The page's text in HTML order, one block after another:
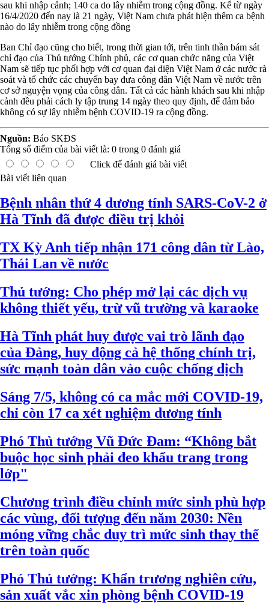
sau khi nhập cảnh; 140 ca do lây nhiễm trong cộng đồng. Kể từ ngày
16/4/2020 đến nay là 21 ngày, Việt Nam chưa phát hiện thêm ca bệnh
nào do lây nhiễm trong cộng đồng
Ban Chỉ đạo cũng cho biết, trong thời gian tới, trên tinh thần bám sát
chỉ đạo của Thủ tướng Chính phủ, các cơ quan chức năng của Việt
Nam sẽ tiếp tục phối hợp với cơ quan đại diện Việt Nam ở các nước rà
soát và tổ chức các chuyến bay đưa công dân Việt Nam về nước trên
cơ sở nguyện vọng của công dân. Tất cả các hành khách sau khi nhập
cảnh đều phải cách ly tập trung 14 ngày theo quy định, để đảm bảo
không có sự lây nhiễm bệnh COVID-19 ra cộng đồng.
Nguồn: Báo SKĐS
Tổng số điểm của bài viết là: 0 trong 0 đánh giá
Click để đánh giá bài viết
Bài viết liên quan
Bệnh nhân thứ 4 dương tính SARS-CoV-2 ở
Hà Tĩnh đã được điều trị khỏi
TX Kỳ Anh tiếp nhận 171 công dân từ Lào,
Thái Lan về nước
Thủ tướng: Cho phép mở lại các dịch vụ
không thiết yếu, trừ vũ trường và karaoke
Hà Tĩnh phát huy được vai trò lãnh đạo
của Đảng, huy động cả hệ thống chính trị,
sức mạnh toàn dân vào cuộc chống dịch
Sáng 7/5, không có ca mắc mới COVID-19,
chỉ còn 17 ca xét nghiệm dương tính
Phó Thủ tướng Vũ Đức Đam: “Không bắt
buộc học sinh phải đeo khẩu trang trong
lớp"
Chương trình điều chỉnh mức sinh phù hợp
các vùng, đối tượng đến năm 2030: Nền
móng vững chắc duy trì mức sinh thay thế
trên toàn quốc
Phó Thủ tướng: Khẩn trương nghiên cứu,
sản xuất vắc xin phòng bệnh COVID-19